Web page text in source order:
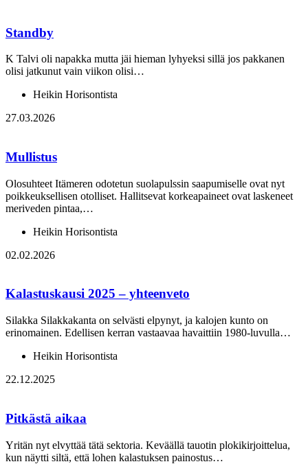
Standby
K Talvi oli napakka mutta jäi hieman lyhyeksi sillä jos pakkanen
olisi jatkunut vain viikon olisi…
Heikin Horisontista
27.03.2026
Mullistus
Olosuhteet Itämeren odotetun suolapulssin saapumiselle ovat nyt
poikkeuksellisen otolliset. Hallitsevat korkeapaineet ovat laskeneet
meriveden pintaa,…
Heikin Horisontista
02.02.2026
Kalastuskausi 2025 – yhteenveto
Silakka Silakkakanta on selvästi elpynyt, ja kalojen kunto on
erinomainen. Edellisen kerran vastaavaa havaittiin 1980-luvulla…
Heikin Horisontista
22.12.2025
Pitkästä aikaa
Yritän nyt elvyttää tätä sektoria. Keväällä tauotin plokikirjoittelua,
kun näytti siltä, että lohen kalastuksen painostus…